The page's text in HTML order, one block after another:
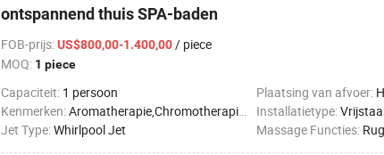
ontspannend thuis SPA-baden
FOB-prijs:US$800,00-1.400,00/ piece
MOQ: 1 piece
Capaciteit: 1 persoon Plaatsing van afvoer:
Kenmerken:Aromatherapie,Chromotherapie verlichting,Digitaal bedieningspaneel,Verwarmde rugleuning,Ozonsterilisatie,Waterval kraan Installatietype:
Jet Type:Whirlpool Jet Massage Functies: